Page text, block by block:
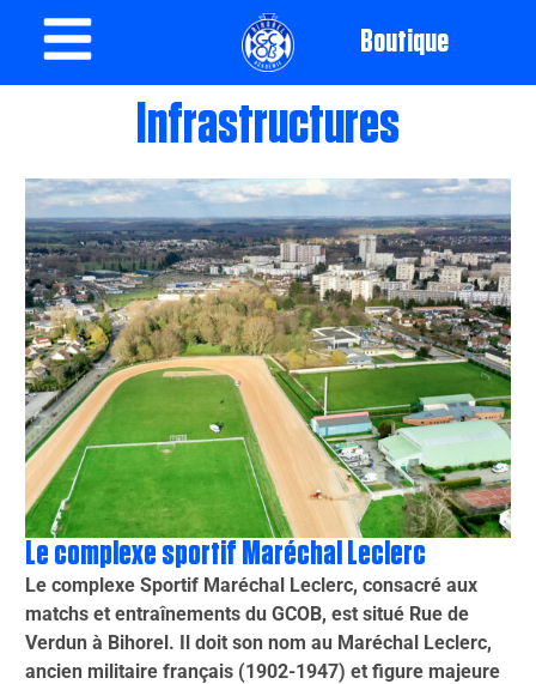
Boutique
Infrastructures
Le complexe sportif Maréchal Leclerc
Le complexe Sportif Maréchal Leclerc, consacré aux
matchs et entraînements du GCOB, est situé Rue de
Verdun à Bihorel. Il doit son nom au Maréchal Leclerc,
ancien militaire français (1902-1947) et figure majeure